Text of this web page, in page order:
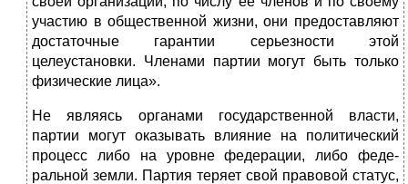
уча­стию в общественной жизни, они предоставляют
достаточные гарантии серь­езности этой
целеустановки. Членами партии могут быть только
физические лица».
Не являясь органами государственной власти,
партии могут оказывать влияние на политический
процесс либо на уровне федерации, либо феде­
ральной земли. Партия теряет свой правовой статус,